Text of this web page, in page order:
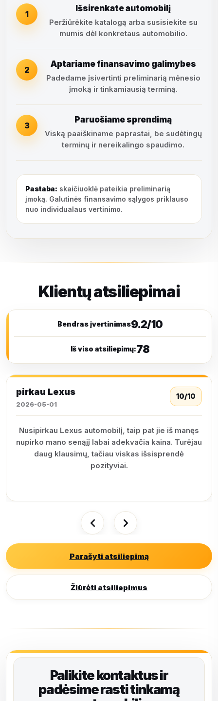
1
Išsirenkate automobilį
Peržiūrėkite katalogą arba susisiekite su
mumis dėl konkretaus automobilio.
2
Aptariame finansavimo galimybes
Padedame įsivertinti preliminarią mėnesio
įmoką ir tinkamiausią terminą.
3
Paruošiame sprendimą
Viską paaiškiname paprastai, be sudėtingų
terminų ir nereikalingo spaudimo.
Pastaba: skaičiuoklė pateikia preliminarią
įmoką. Galutinės finansavimo sąlygos priklauso
nuo individualaus vertinimo.
Klientų atsiliepimai
Bendras įvertinimas9.2/10
Iš viso atsiliepimų:78
pirkau Lexus
2026-05-01
10/10
Nusipirkau Lexus automobilį, taip pat jie iš manęs
nupirko mano senąjį labai adekvačia kaina. Turėjau
daug klausimų, tačiau viskas išsisprendė
pozityviai.
Parašyti atsiliepimą
Žiūrėti atsiliepimus
Palikite kontaktus ir
padėsime rasti tinkamą